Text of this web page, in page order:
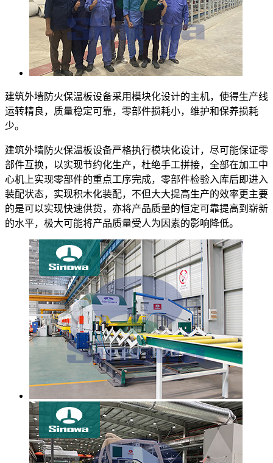
建筑外墙防火保温板设备采用模块化设计的主机，使得生产线
运转精良，质量稳定可靠，零部件损耗小，维护和保养损耗
少。
建筑外墙防火保温板设备严格执行模块化设计，尽可能保证零
部件互换，以实现节约化生产，杜绝手工拼接，全部在加工中
心机上实现零部件的重点工序完成，零部件检验入库后即进入
装配状态，实现积木化装配，不但大大提高生产的效率更主要
的是可以实现快速供货，亦将产品质量的恒定可靠提高到崭新
的水平，极大可能将产品质量受人为因素的影响降低。